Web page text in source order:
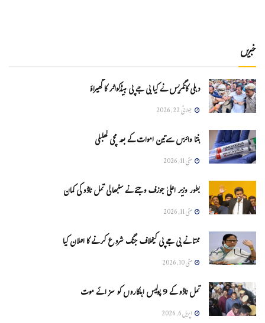
خبریں
دہلی کانگریس نے کیا بی جے پی ہیڈکواٹر کا گھیراؤ
جولائی 22, 2026
ہنتا وائرس سےتین اموات کے بعد مچی کھلبلی
مئی 11, 2026
بطور وزیر اعلیٰ جوزف وجئے نے سنبھالی تمل ناڈو کی کمان
مئی 11, 2026
ممتا نے بی جے پی کیخلاف جنگ شروع کرنے کا اعلان کیا
مئی 10, 2026
تمل ناڈو کے 9 پولیس اہلکاروں کو سزائے موت
اپریل 6, 2026